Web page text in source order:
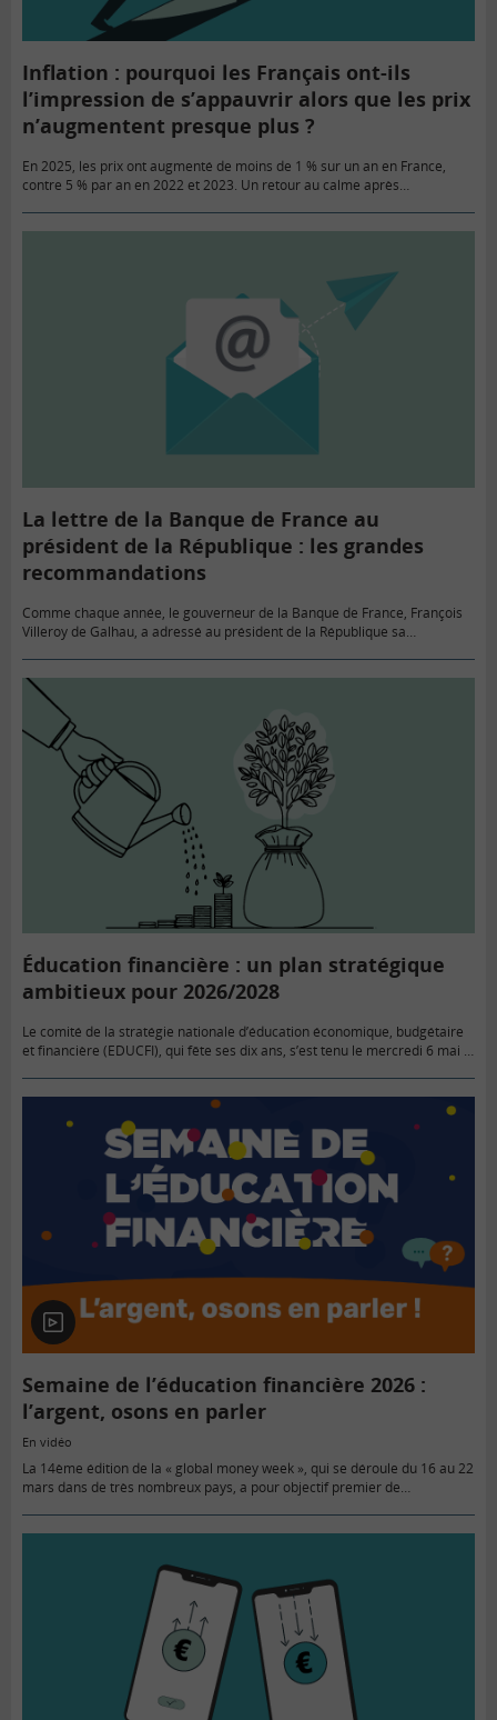
Inflation : pourquoi les Français ont-ils
l’impression de s’appauvrir alors que les prix
n’augmentent presque plus ?
En 2025, les prix ont augmenté de moins de 1 % sur un an en France,
contre 5 % par an en 2022 et 2023. Un retour au calme après…
La lettre de la Banque de France au
président de la République : les grandes
recommandations
Comme chaque année, le gouverneur de la Banque de France, François
Villeroy de Galhau, a adressé au président de la République sa
Éducation financière : un plan stratégique
ambitieux pour 2026/2028
Le comité de la stratégie nationale d’éducation économique, budgétaire
et financière (EDUCFI), qui fête ses dix ans, s’est tenu le mercredi 6 mai à
En
vidéo
Semaine de l’éducation financière 2026 :
l’argent, osons en parler
En vidéo
La 14ème édition de la « global money week », qui se déroule du 16 au 22
mars dans de très nombreux pays, a pour objectif premier de